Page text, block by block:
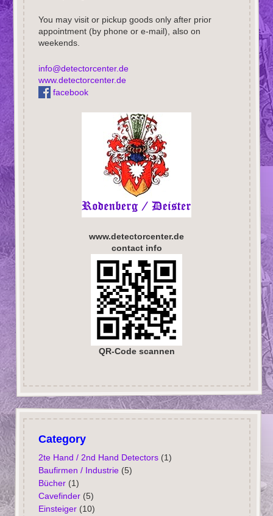
You may visit or pickup goods only after prior
appointment (by phone or e-mail), also on
weekends.
info@detectorcenter.de
www.detectorcenter.de
facebook
www.detectorcenter.de
contact info
QR-Code scannen
Category
2te Hand / 2nd Hand Detectors(1)
Baufirmen / Industrie(5)
Bücher(1)
Cavefinder(5)
Einsteiger(10)